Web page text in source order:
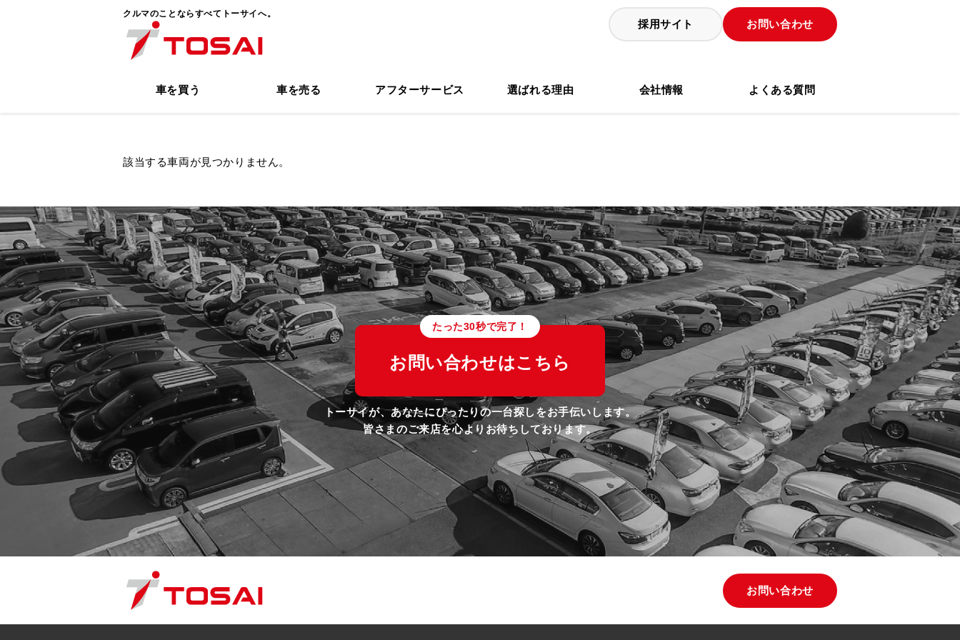
クルマのことならすべてトーサイへ。
採用サイト お問い合わせ
車を買う 車を売る アフターサービス 選ばれる理由 会社情報 よくある質問
該当する車両が見つかりません。
たった30秒で完了！
お問い合わせはこちら
トーサイが、あなたにぴったりの一台探しをお手伝いします。
皆さまのご来店を心よりお待ちしております。
お問い合わせ